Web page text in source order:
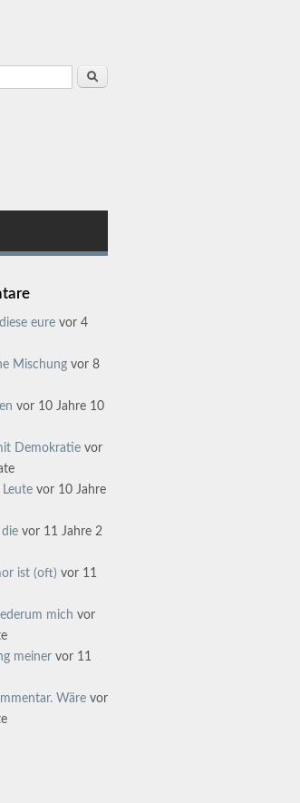
Suche
eure vor 4
Mischung vor 8
vor 10 Jahre 10
Demokratie vor
vor 10 Jahre
vor 11 Jahre 2
ist (oft) vor 11
mich vor
meiner vor 11
Wäre vor